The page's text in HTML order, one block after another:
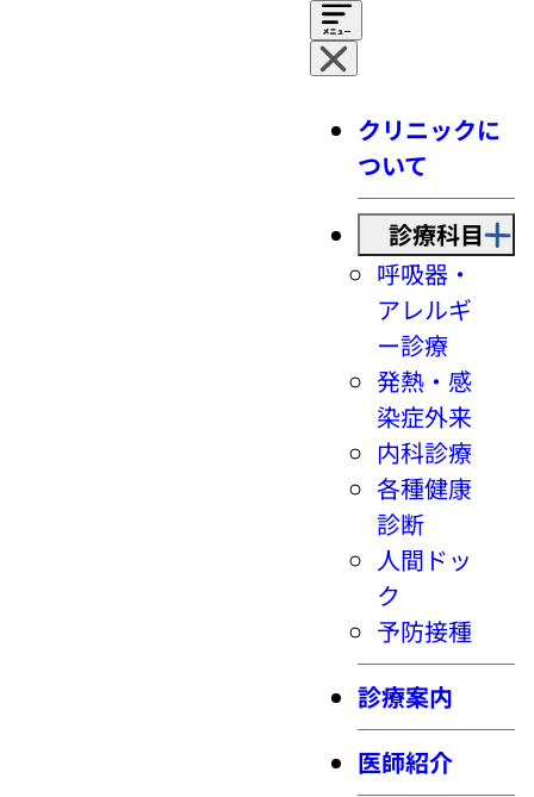
クリニックに
ついて
診療科目
呼吸器・
アレルギ
ー診療
発熱・感
染症外来
内科診療
各種健康
診断
人間ドッ
ク
予防接種
診療案内
医師紹介